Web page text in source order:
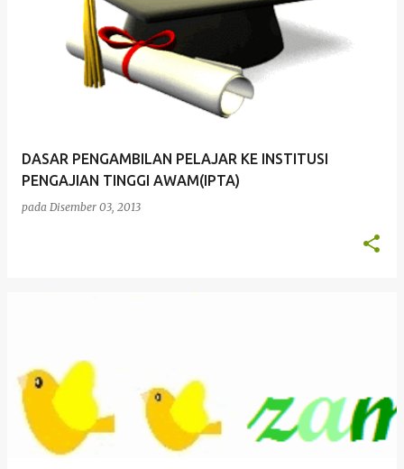
DASAR PENGAMBILAN PELAJAR KE INSTITUSI
PENGAJIAN TINGGI AWAM(IPTA)
pada Disember 03, 2013